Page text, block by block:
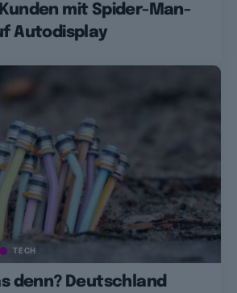
mit Spider-Man-
Autodisplay
TECH
denn? Deutschland